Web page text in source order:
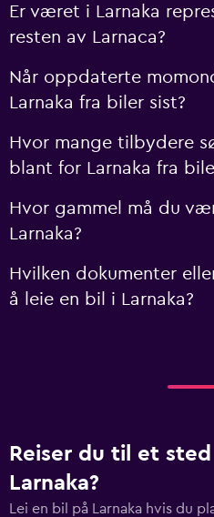
Er været i Larnaka
resten av Larnaca?
Når oppdaterte
Larnaka fra biler sist?
Hvor mange tilbydere
blant for Larnaka fra
Hvor gammel må du
Larnaka?
Hvilken dokumenter
å leie en bil i Larnaka?
Reiser du til et
Larnaka?
Lei en bil på Larnaka hvis du